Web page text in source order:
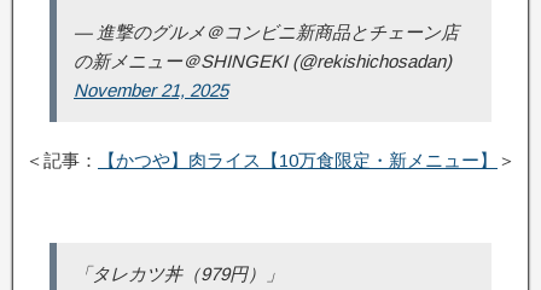
— 進撃のグルメ＠コンビニ新商品とチェーン店
の新メニュー＠SHINGEKI (@rekishichosadan)
November 21, 2025
＜記事： 【かつや】肉ライス【10万食限定・新メニュー】 ＞
「タレカツ丼（979円）」